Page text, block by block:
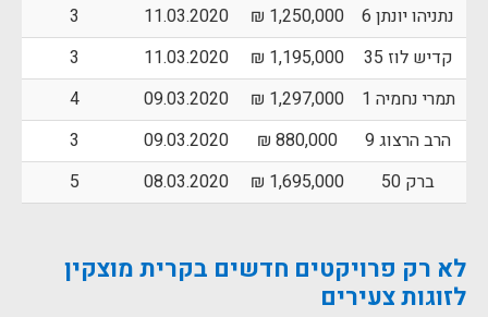
נתניהו יונתן 6
1,250,000 ₪
11.03.2020
3
קדיש לוז 35
1,195,000 ₪
11.03.2020
3
תמרי נחמיה 1
1,297,000 ₪
09.03.2020
4
הרב הרצוג 9
880,000 ₪
09.03.2020
3
ברק 50
1,695,000 ₪
08.03.2020
5
לא רק פרויקטים חדשים בקרית מוצקין
לזוגות צעירים